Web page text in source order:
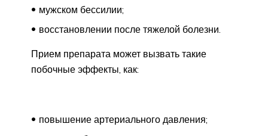
мужском бессилии;
восстановлении после тяжелой болезни.
Прием препарата может вызвать такие
побочные эффекты, как:
повышение артериального давления;